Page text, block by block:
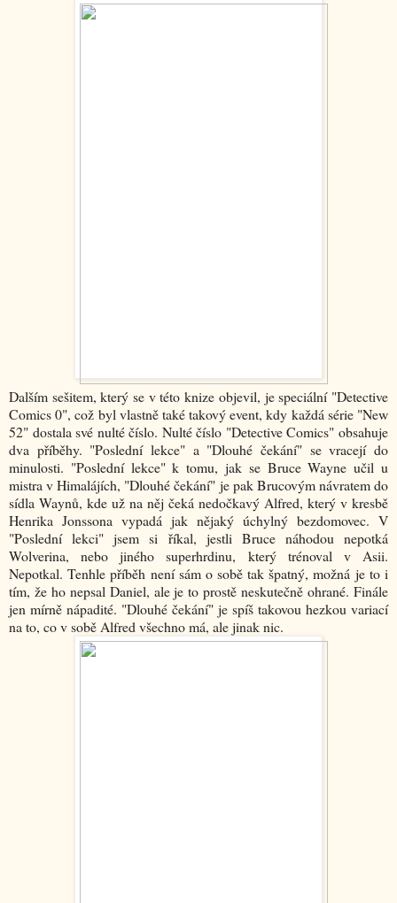
Dalším sešitem, který se v této knize objevil, je speciální "Detective
Comics 0", což byl vlastně také takový event, kdy každá série "New
52" dostala své nulté číslo. Nulté číslo "Detective Comics" obsahuje
dva příběhy. "Poslední lekce" a "Dlouhé čekání" se vracejí do
minulosti. "Poslední lekce" k tomu, jak se Bruce Wayne učil u
mistra v Himalájích, "Dlouhé čekání" je pak Brucovým návratem do
sídla Waynů, kde už na něj čeká nedočkavý Alfred, který v kresbě
Henrika Jonssona vypadá jak nějaký úchylný bezdomovec. V
"Poslední lekci" jsem si říkal, jestli Bruce náhodou nepotká
Wolverina, nebo jiného superhrdinu, který trénoval v Asii.
Nepotkal. Tenhle příběh není sám o sobě tak špatný, možná je to i
tím, že ho nepsal Daniel, ale je to prostě neskutečně ohrané. Finále
jen mírně nápadité. "Dlouhé čekání" je spíš takovou hezkou variací
na to, co v sobě Alfred všechno má, ale jinak nic.